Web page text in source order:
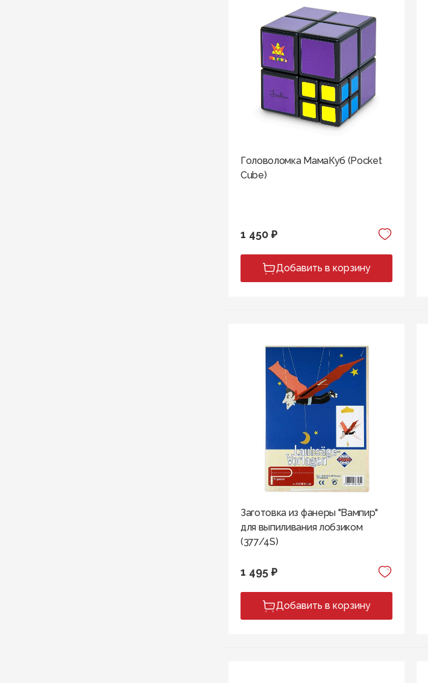
Головоломка МамаКуб (Pocket
Cube)
1 450 ₽
Добавить в корзину
Заготовка из фанеры "Вампир"
для выпиливания лобзиком
(377/4S)
1 495 ₽
Добавить в корзину